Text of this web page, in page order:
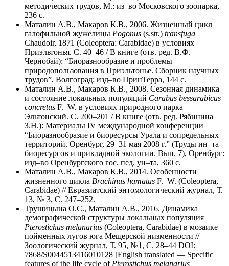
методических трудов, М.: из–во Московского зоопарка,
236 с.
Маталин А.В., Макаров К.В., 2006. Жизненный цикл
галофильной жужелицы Pogonus (s.str.) transfuga
Chaudoir, 1871 (Coleoptera: Carabidae) в условиях
Приэльтонья. С. 40–46 / В книге (отв. ред. В.Ф.
Чернобай): “Биоразнообразие и проблемы
природопользования в Приэльтонье. Сборник научных
трудов”, Волгоград: изд–во ПринТерра, 144 с.
Маталин А.В., Макаров К.В., 2008. Сезонная динамика
и состояние локальных популяций Carabus bessarabicus
concretus F.–W. в условиях природного парка
Эльтонский. С. 200–201 / В книге (отв. ред. Рябинина
З.Н.): Материалы IV международной конференции
“Биоразнообразие и биоресурсы Урала и сопредельных
территорий. Оренбург, 29–31 мая 2008 г.” (Труды ин–та
биоресурсов и прикладной экологии. Вып. 7), Оренбург:
изд–во Оренбургского гос. пед. ун–та, 360 с.
Маталин А.В., Макаров К.В., 2014. Особенности
жизненного цикла Brachinus hamatus F.–W. (Coleoptera,
Carabidae) // Евразиатский энтомологический журнал, Т.
13, № 3, С. 247–252.
Трушицына О.С., Маталин А.В., 2016. Динамика
демографической структуры локальных популяция
Pterostichus melanarius (Coleoptera, Carabidae) в мозаике
пойменных лугов юга Мещерской низменности //
Зоологический журнал, Т. 95, №1, С. 28–44 DOI:
7868/S0044513416010128 [English translated — Specific
features of the life cycle of Pterostichus melanarius